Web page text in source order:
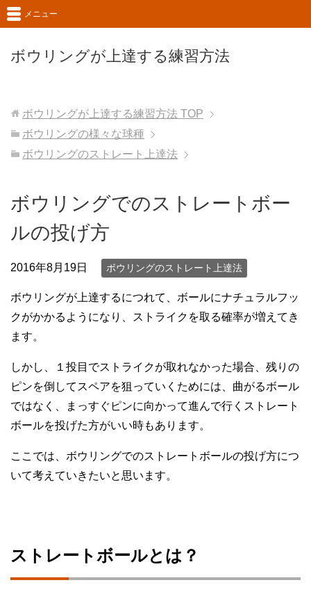
ボウリングが上達する練習方法
メニュー
ボウリングが上達する練習方法 TOP
ボウリングの様々な球種
ボウリングのストレート上達法
ボウリングでのストレートボー
ルの投げ方
2016年8月19日 ボウリングのストレート上達法
ボウリングが上達するにつれて、ボールにナチュラルフッ
クがかかるようになり、ストライクを取る確率が増えてき
ます。
しかし、１投目でストライクが取れなかった場合、残りの
ピンを倒してスペアを狙っていくためには、曲がるボール
ではなく、まっすぐピンに向かって進んで行くストレート
ボールを投げた方がいい時もあります。
ここでは、ボウリングでのストレートボールの投げ方につ
いて考えていきたいと思います。
ストレートボールとは？